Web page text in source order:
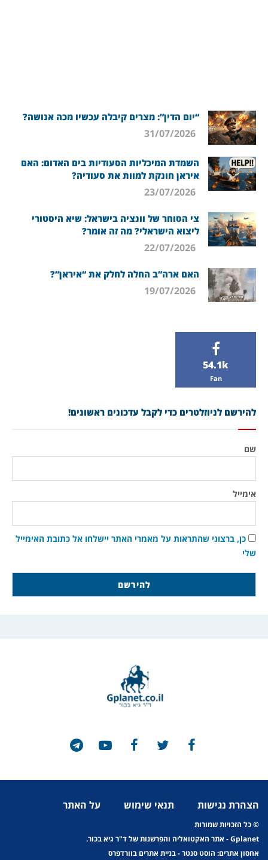
“יום הדין”: מצרים קיבלה עכשיו מכה אנושה?
השמדת המיכליות הסעודיות בים האדום: האם
איראן חונקת למוות את סעודיה?
צי הסוחר של וונציה בישראל: שיא היסטורי
ליצוא הישראלי? מה זה אומר?
האם ארה”ב החלה לחלק את “איראן”?
54.1k
Fan
להירשם לניוזלטרים כדי לקבל עדכונים ראשונים!
שם
אימייל
כן, ברצוני שהתראות על מאמרי האתר יישלחו אל כתובת האימייל
שלי
הצהרת נגישות תנאי שימוש על האתר
© כל הזכויות שמורות
Gplanet- אתר האקטואליה והפרשנות של ד"ר גיא בכור.
אחסון אתרים: הוסט סנטר-בניית אתרים בוורדפרס